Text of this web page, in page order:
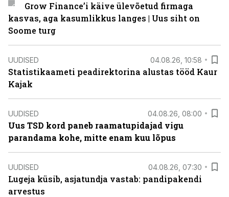
Grow Finance’i käive ülevõetud firmaga
kasvas, aga kasumlikkus langes | Uus siht on
Soome turg
UUDISED 04.08.26, 10:58
Statistikaameti peadirektorina alustas tööd Kaur
Kajak
UUDISED 04.08.26, 08:00
Uus TSD kord paneb raamatupidajad vigu
parandama kohe, mitte enam kuu lõpus
UUDISED 04.08.26, 07:30
Lugeja küsib, asjatundja vastab: pandipakendi
arvestus